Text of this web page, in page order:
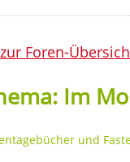
zur Foren-
Im
und